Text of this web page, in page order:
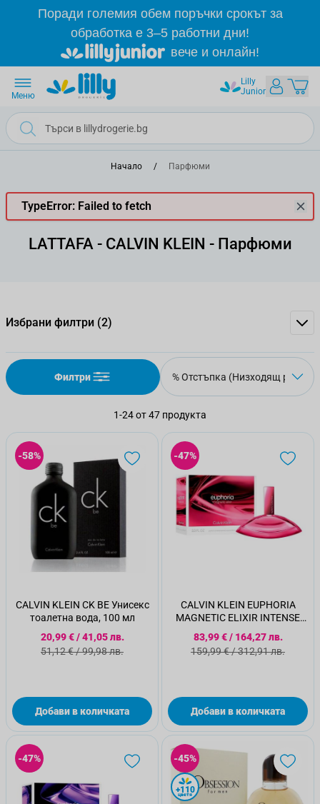
Прескачане към съдържанието
Поради големия обем поръчки срокът за
обработка е 3–5 работни дни!
вече и онлайн!
Lilly
Junior
Меню
Начало / Парфюми
TypeError: Failed to fetch
LATTAFA - CALVIN KLEIN - Парфюми
Избрани филтри (2)
Филтри
1-24от47 продукта
-58%
CALVIN KLEIN CK BE Унисекс
тоалетна вода, 100 мл
Специална цена
20,99 €/41,05 лв.
Стандартна цена
51,12 €/99,98 лв.
Добави в количката
-47%
CALVIN KLEIN EUPHORIA
MAGNETIC ELIXIR INTENSE
Дамска парфюмна вода,
100мл.
Специална цена
83,99 €/ 164,27 лв.
Стандартна цена
159,99 €/312,91 лв.
Добави в количката
-47% -45%
+110
цветя